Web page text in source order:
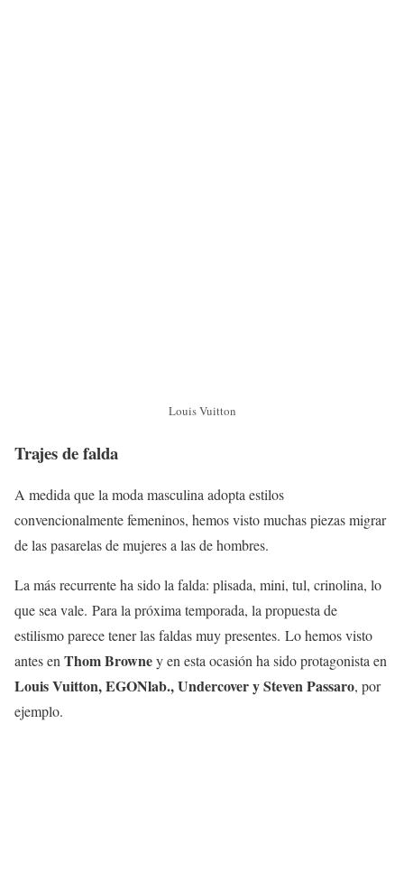
Louis Vuitton
Trajes de falda
A medida que la moda masculina adopta estilos
convencionalmente femeninos, hemos visto muchas piezas migrar
de las pasarelas de mujeres a las de hombres.
La más recurrente ha sido la falda: plisada, mini, tul, crinolina, lo
que sea vale. Para la próxima temporada, la propuesta de
estilismo parece tener las faldas muy presentes. Lo hemos visto
antes enThom Browney en esta ocasión ha sido protagonista en
Louis Vuitton, EGONlab., Undercover y Steven Passaro, por
ejemplo.